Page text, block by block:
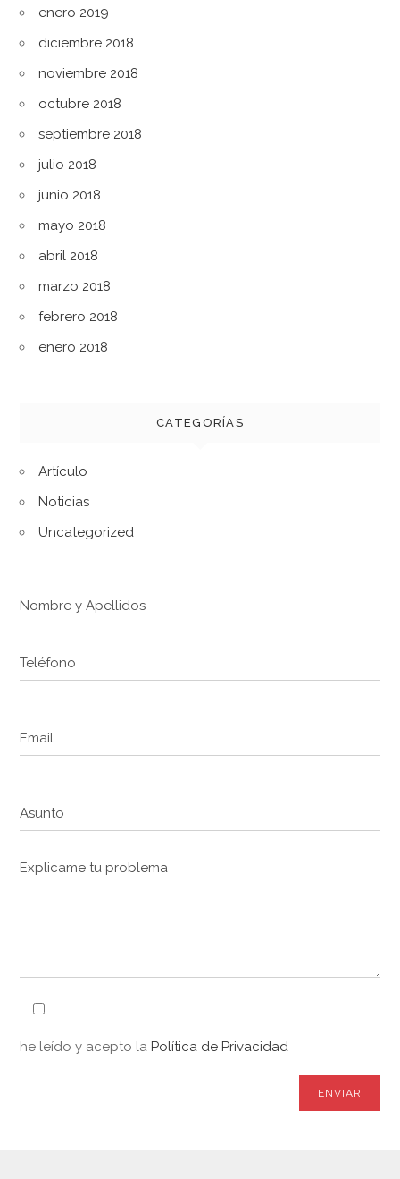
enero 2019
diciembre 2018
noviembre 2018
octubre 2018
septiembre 2018
julio 2018
junio 2018
mayo 2018
abril 2018
marzo 2018
febrero 2018
enero 2018
CATEGORÍAS
Artículo
Noticias
Uncategorized
he leído y acepto la Política de Privacidad